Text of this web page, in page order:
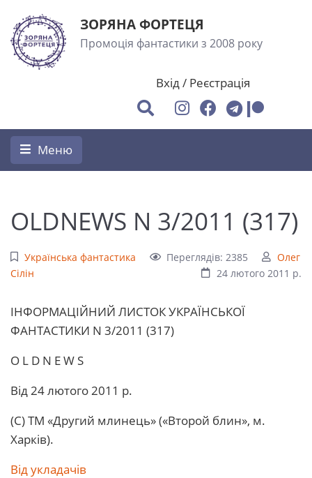
ЗОРЯНА ФОРТЕЦЯ
Промоція фантастики з 2008 року
Вхід/ Реєстрація
Меню
OLDNEWS N 3/2011 (317)
Українська фантастика Переглядів: 2385
Олег
Сілін
24 лютого 2011 р.
ІHФОРМАЦІЙНИЙ ЛИСТОК УКРАЇHСЬКОЇ
ФАHТАСТИКИ N 3/2011 (317)
O L D N E W S
Від 24 лютого 2011 р.
(С) ТМ «Другий млинець» («Второй блин», м.
Харків).
Від укладачів